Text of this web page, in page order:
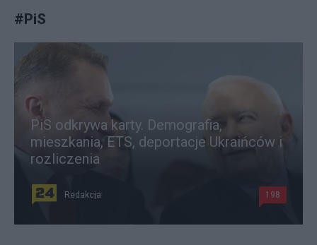
#PiS
PiS odkrywa karty. Demografia,
mieszkania, ETS, deportacje Ukraińców i
rozliczenia
Redakcja 198